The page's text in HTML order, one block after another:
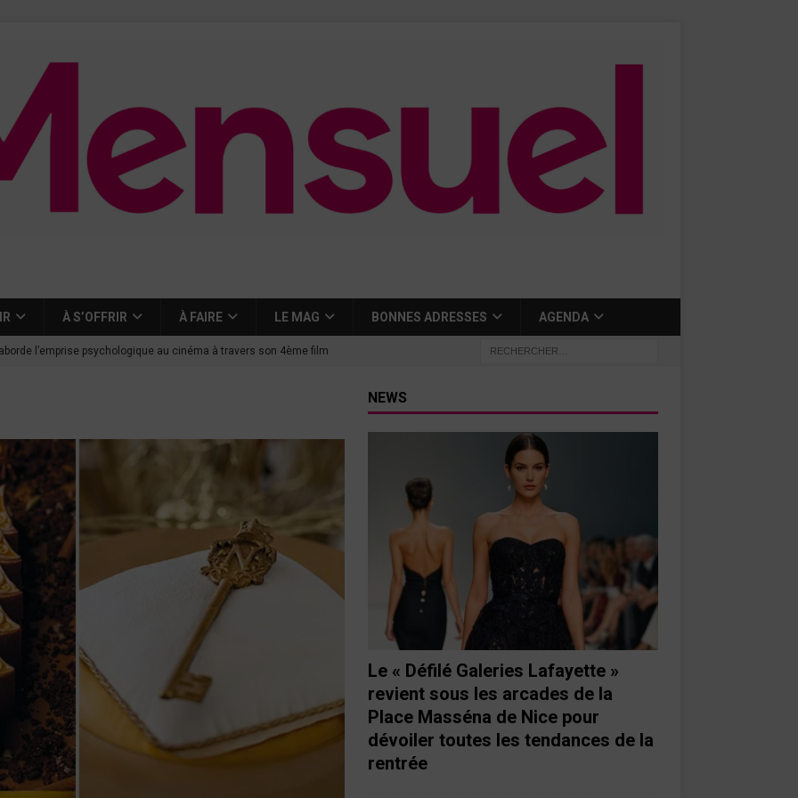
À S’OFFRIR À FAIRE LE MAG BONNES ADRESSES AGENDA
l’emprise psychologique au cinéma à travers son 4ème film
va ouvrir ses portes à Mandelieu
Thierry dévoilent au cinéma ce que devient « La vie d’une
qu’aux autres
de Nice au cœur de l’hôtel Holiday Inn mise sur le charme, la
italiennes BONNES TABLES
» revient sous les arcades de la Place Masséna de Nice
la rentrée EVENTS
NEWS
Le « Défilé Galeries Lafayette »
revient sous les arcades de la
Place Masséna de Nice pour
dévoiler toutes les tendances de la
rentrée